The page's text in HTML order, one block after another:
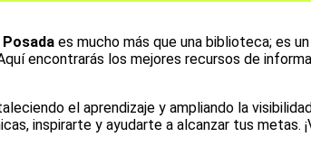
es mucho más que una biblioteca; es
encontrarás los mejores recursos de
el aprendizaje y ampliando la
inspirarte y ayudarte a alcanzar tus metas.